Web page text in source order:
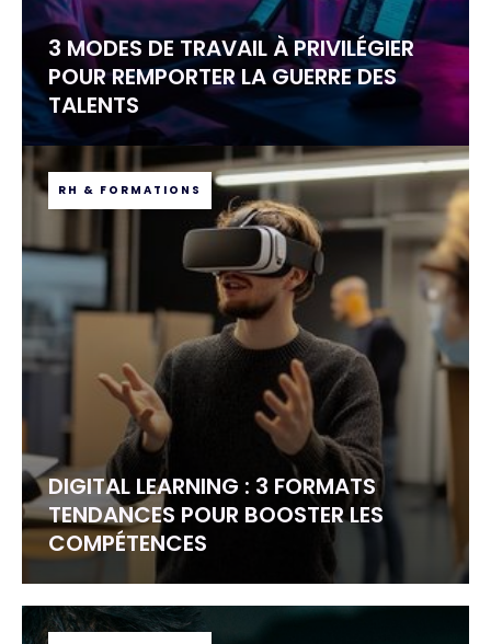
3 MODES DE TRAVAIL À PRIVILÉGIER
POUR REMPORTER LA GUERRE DES
TALENTS
RH & FORMATIONS
DIGITAL LEARNING : 3 FORMATS
TENDANCES POUR BOOSTER LES
COMPÉTENCES